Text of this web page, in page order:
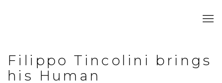
Filippo Tincolini brings
his Human